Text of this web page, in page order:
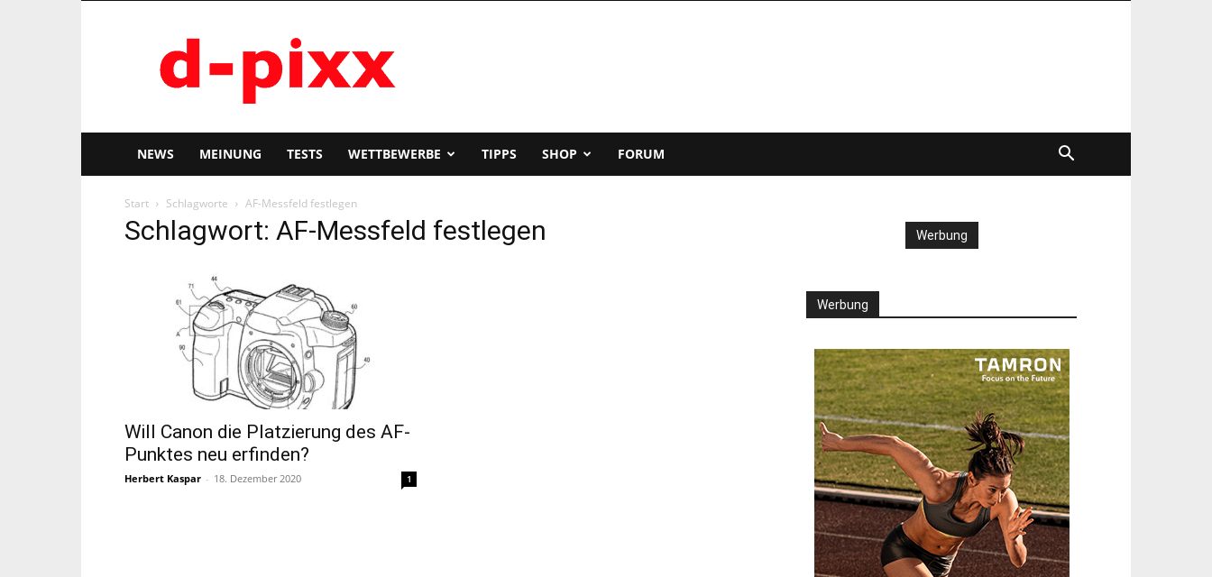
pixx
NEWS MEINUNG TESTS WETTBEWERBE TIPPS SHOP FORUM
Start Schlagworte AF-Messfeld festlegen
Schlagwort: AF-Messfeld festlegen
Will Canon die Platzierung des AF-
Punktes neu erfinden?
Herbert Kaspar - 18. Dezember 2020 1
Werbung
Werbung